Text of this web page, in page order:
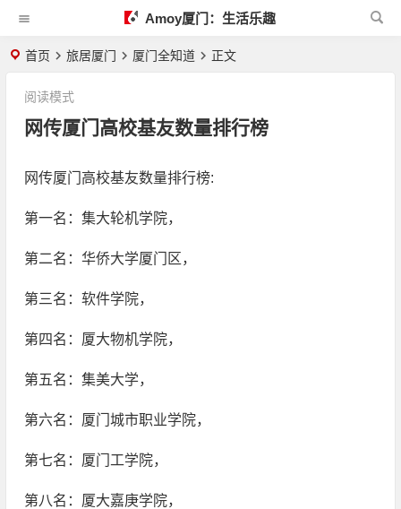
Amoy厦门：生活乐趣
首页 旅居厦门 厦门全知道 正文
网传厦门高校基友数量排行榜
阅读模式
网传厦门高校基友数量排行榜:
第一名：集大轮机学院，
第二名：华侨大学厦门区，
第三名：软件学院，
第四名：厦大物机学院，
第五名：集美大学，
第六名：厦门城市职业学院，
第七名：厦门工学院，
第八名：厦大嘉庚学院，